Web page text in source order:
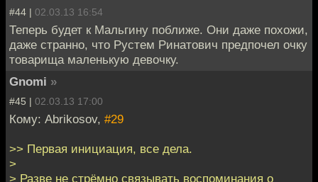
#44 | 02.03.13 16:54
Теперь будет к Мальгину поближе. Они даже похожи,
даже странно, что Рустем Ринатович предпочел очку
товарища маленькую девочку.
Gnomi »
#45 | 02.03.13 17:00
Кому: Abrikosov, #29
>> Первая инициация, все дела.
>
> Разве не стрёмно связывать воспоминания о